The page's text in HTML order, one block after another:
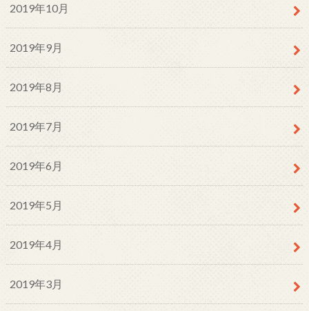
2019年10月
2019年9月
2019年8月
2019年7月
2019年6月
2019年5月
2019年4月
2019年3月